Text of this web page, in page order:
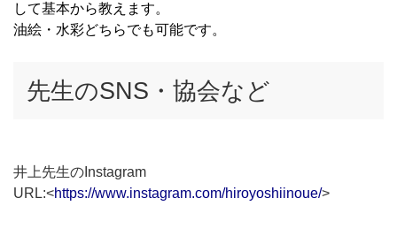
して基本から教えます。
油絵・水彩どちらでも可能です。
先生のSNS・協会など
井上先生のInstagram
URL:<https://www.instagram.com/hiroyoshiinoue/>